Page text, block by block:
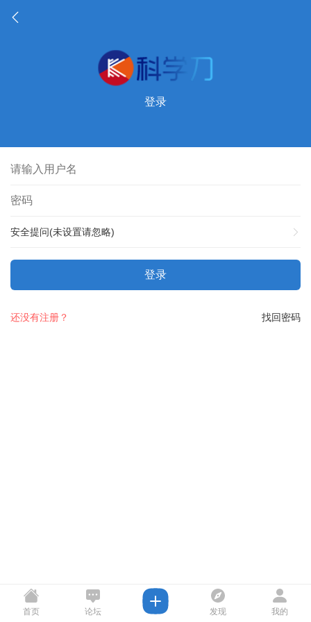
登录
安全提问(未设置请忽略)
登录
找回密码
还没有注册？
首页 论坛 发现 我的